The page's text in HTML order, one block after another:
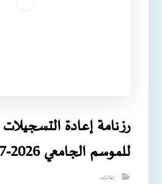
رزنامة إعادة
للموسم الجامعي 2026-2027
إعلانات